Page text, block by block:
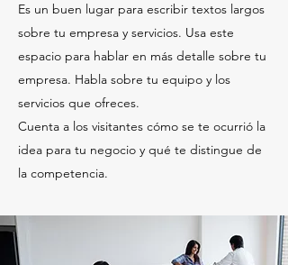
Es un buen lugar para escribir textos largos
sobre tu empresa y servicios. Usa este
espacio para hablar en más detalle sobre tu
empresa. Habla sobre tu equipo y los
servicios que ofreces.
Cuenta a los visitantes cómo se te ocurrió la
idea para tu negocio y qué te distingue de
la competencia.